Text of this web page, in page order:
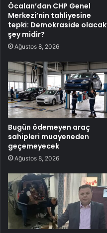
Öcalan’dan CHP Genel
Merkezi’nin tahliyesine
tepki: Demokraside olacak
şey midir?
Ağustos 8, 2026
Bugün ödemeyen araç
sahipleri muayeneden
geçemeyecek
Ağustos 8, 2026